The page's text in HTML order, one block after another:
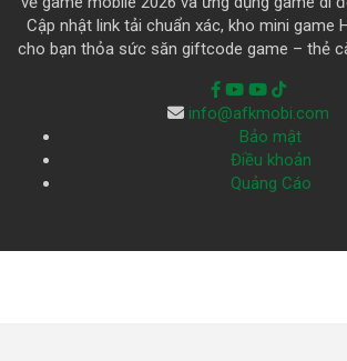
Cập nhật link tải chuẩn xác, kho mini game
cho bạn thỏa sức săn giftcode game – thẻ
info@afkmobi.com
Bảo mật
Điều khoản
Quảng Cáo